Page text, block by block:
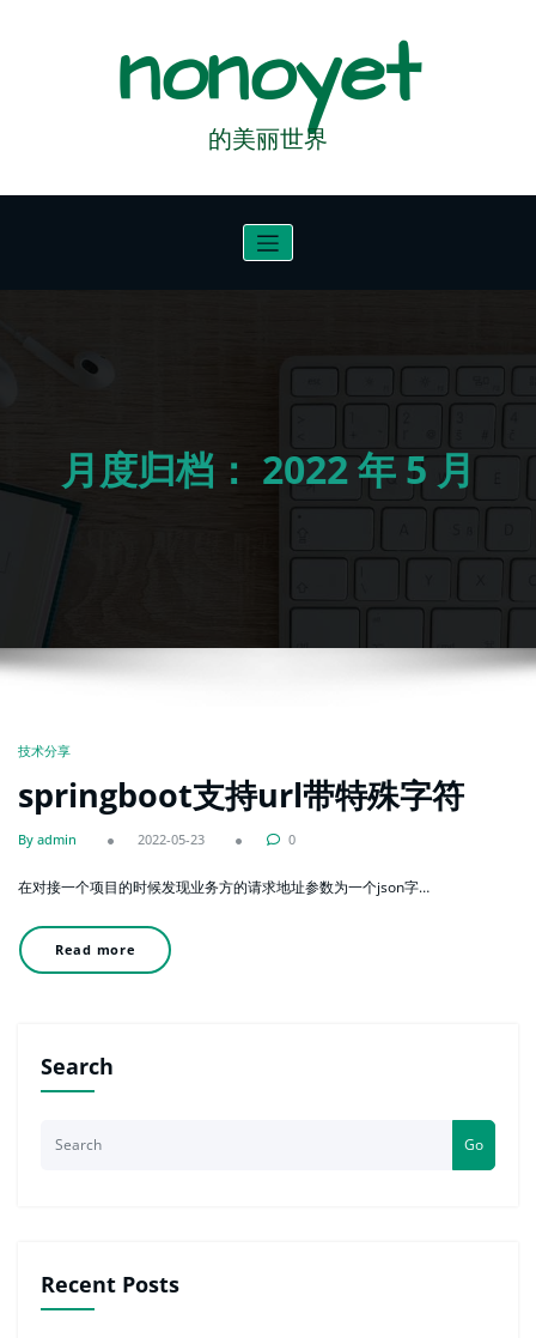
nonoyet
的美丽世界
月度归档： 2022 年 5 月
技术分享
springboot支持url带特殊字符
By admin 2022-05-23 0
在对接一个项目的时候发现业务方的请求地址参数为一个json字…
Read more
Search
Go
Recent Posts